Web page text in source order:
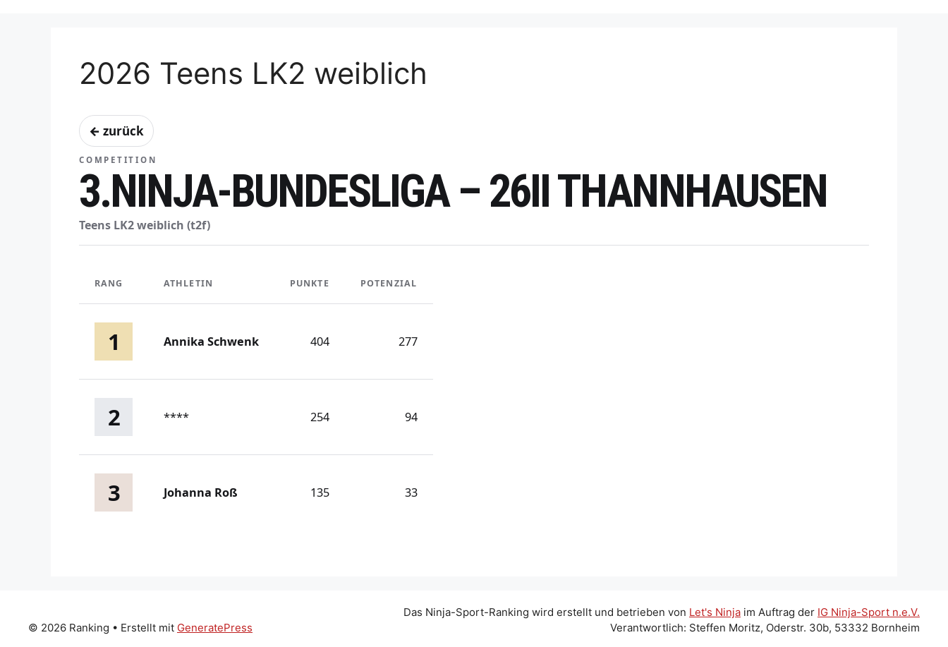
2026 Teens LK2 weiblich
← zurück
COMPETITION
3.NINJA-BUNDESLIGA – 26II THANNHAUSEN
Teens LK2 weiblich (t2f)
RANG ATHLETIN PUNKTE POTENZIAL
1 Annika Schwenk 404 277
2 **** 254 94
3 Johanna Roß 135 33
Das Ninja-Sport-Ranking wird erstellt und betrieben von Let's Ninja im Auftrag der IG Ninja-Sport n.e.V.
Verantwortlich: Steffen Moritz, Oderstr. 30b, 53332 Bornheim
© 2026 Ranking • Erstellt mit GeneratePress